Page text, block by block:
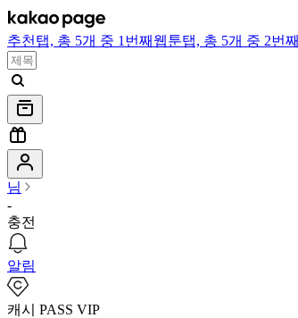
추천 탭, 총 5개 중 1번째 웹툰탭, 총 5개 중 2번째
님
-
충전
알림
캐시 PASS VIP